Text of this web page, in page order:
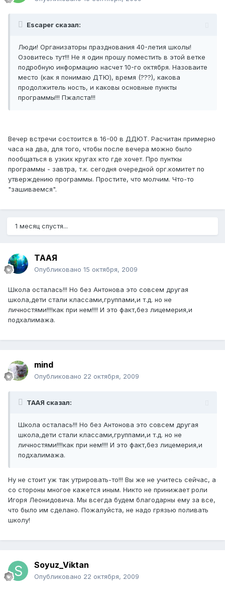
Escaper сказал:
Люди! Организаторы празднования 40-летия школы!
Озовитесь тут!!! Не я один прошу поместить в этой ветке
подробную информацию насчет 10-го октября. Назоваите
место (как я понимаю ДТЮ), время (???), какова
продолжитель ность, и каковы основные пункты
программы!!! Пжалста!!!
Вечер встречи состоится в 16-00 в ДДЮТ. Расчитан примерно
часа на два, для того, чтобы после вечера можно было
пообщаться в узких кругах кто где хочет. Про пунткы
программы - завтра, т.к. сегодня очередной орг.комитет по
утверждению программы. Простите, что молчим. Что-то
"зашиваемся".
1 месяц спустя...
ТААЯ
Опубликовано 15 октября, 2009
Школа осталась!!! Но без Антонова это совсем другая
школа,дети стали классами,группами,и т.д. но не
личностями!!!!как при нем!!!! И это факт,без лицемерия,и
подхалимажа.
mind
Опубликовано 22 октября, 2009
ТААЯ сказал:
Школа осталась!!! Но без Антонова это совсем другая
школа,дети стали классами,группами,и т.д. но не
личностями!!!!как при нем!!!! И это факт,без лицемерия,и
подхалимажа.
Ну не стоит уж так утрировать-то!!! Вы же не учитесь сейчас, а
со стороны многое кажется иным. Никто не принижает роли
Игоря Леонидовича. Мы всегда будем благодарны ему за все,
что было им сделано. Пожалуйста, не надо грязью поливать
школу!
Soyuz_Viktan
Опубликовано 22 октября, 2009